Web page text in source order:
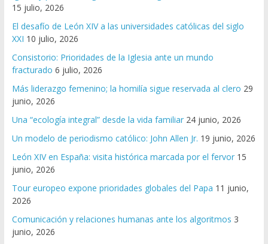
15 julio, 2026
El desafío de León XIV a las universidades católicas del siglo
XXI 10 julio, 2026
Consistorio: Prioridades de la Iglesia ante un mundo
fracturado 6 julio, 2026
Más liderazgo femenino; la homilía sigue reservada al clero 29
junio, 2026
Una “ecología integral” desde la vida familiar 24 junio, 2026
Un modelo de periodismo católico: John Allen Jr. 19 junio, 2026
León XIV en España: visita histórica marcada por el fervor 15
junio, 2026
Tour europeo expone prioridades globales del Papa 11 junio,
2026
Comunicación y relaciones humanas ante los algoritmos 3
junio, 2026